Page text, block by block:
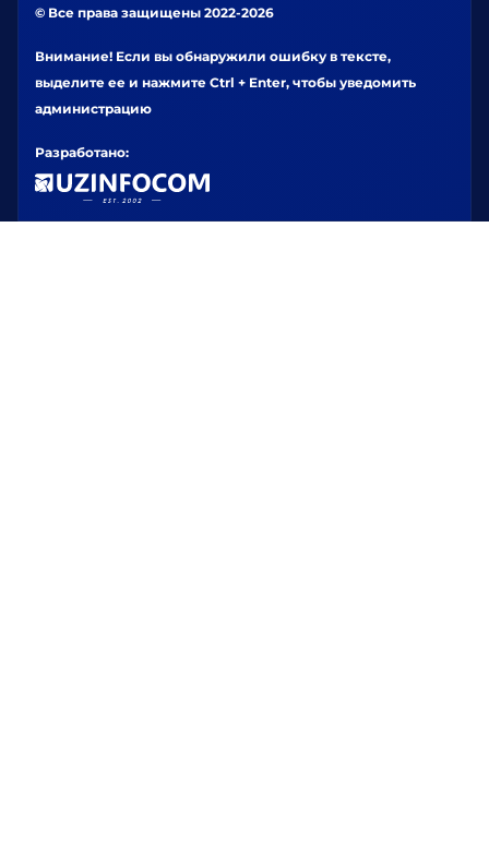
© Все права защищены 2022-2026
Внимание! Если вы обнаружили ошибку в тексте,
выделите ее и нажмите Ctrl + Enter, чтобы уведомить
администрацию
Разработано: